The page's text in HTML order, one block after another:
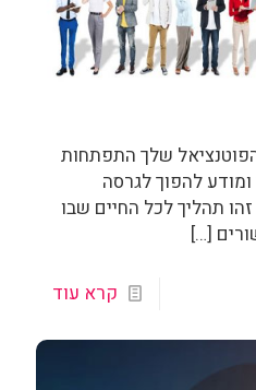
שלך התפתחות
להפוך לגרסה
תהליך לכל החיים שבו
[…]
קרא עוד